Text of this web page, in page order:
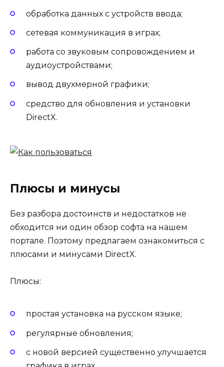
обработка данных с устройств ввода;
сетевая коммуникация в играх;
работа со звуковым сопровождением и
аудиоустройствами;
вывод двухмерной графики;
средство для обновления и установки
DirectX.
Плюсы и минусы
Без разбора достоинств и недостатков не
обходится ни один обзор софта на нашем
портале. Поэтому предлагаем ознакомиться с
плюсами и минусами DirectX.
Плюсы:
простая установка на русском языке;
регулярные обновления;
с новой версией существенно улучшается